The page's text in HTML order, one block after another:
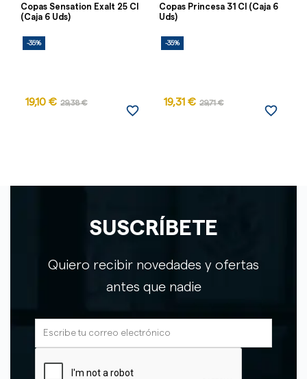
Copas Sensation Exalt 25 Cl
(Caja 6 Uds)
-35%
19,10 € 29,38 €
favorite_border
Copas Princesa 31 Cl (Caja 6
Uds)
-35%
19,31 € 29,71 €
favorite_border
SUSCRÍBETE
Quiero recibir novedades y ofertas
antes que nadie